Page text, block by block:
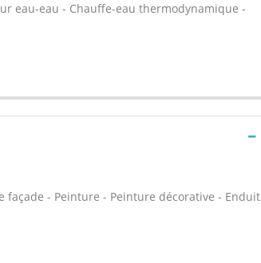
eau-eau - Chauffe-eau thermodynamique -
façade - Peinture - Peinture décorative - Enduit